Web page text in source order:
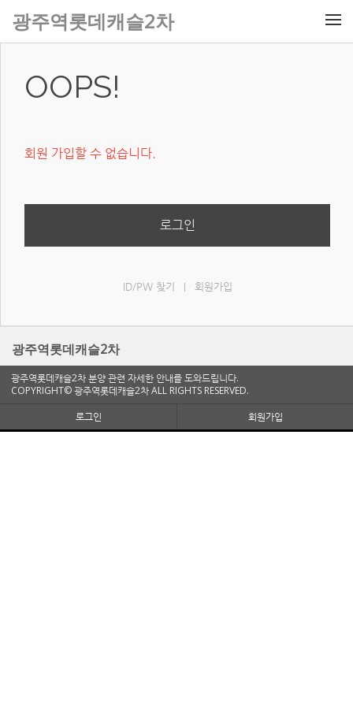
메뉴 건너뛰기
광주역롯데캐슬2차
OOPS!
회원 가입할 수 없습니다.
로그인
ID/PW 찾기 회원가입
광주역롯데캐슬2차
광주역롯데캐슬2차 분양 관련 자세한 안내를 도와드립니다.
COPYRIGHT© 광주역롯데캐슬2차 ALL RIGHTS RESERVED.
로그인
회원가입